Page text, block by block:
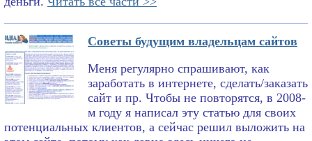
Советы будущим владельцам сайтов
Меня регулярно спрашивают, как
заработать в интернете, сделать/заказать
сайт и пр. Чтобы не повторятся, в 2008-
м году я написал эту статью для своих
потенциальных клиентов, а сейчас решил выложить на